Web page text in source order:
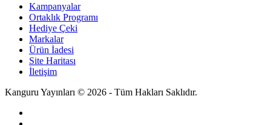
Kampanyalar
Ortaklık Programı
Hediye Çeki
Markalar
Ürün İadesi
Site Haritası
İletişim
Kanguru Yayınları © 2026 - Tüm Hakları Saklıdır.